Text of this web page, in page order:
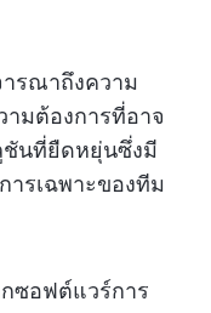
รณาถึงความ
มต้องการที่อาจ
ชันที่ยืดหยุ่นซึ่งมี
ารเฉพาะของทีม
ซอฟต์แวร์การ